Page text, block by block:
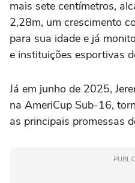
mais sete centímetros,
2,28m, um crescimento
para sua idade e já
e instituições esportivas
Já em junho de 2025,
na AmeriCup Sub-16,
as principais promessas